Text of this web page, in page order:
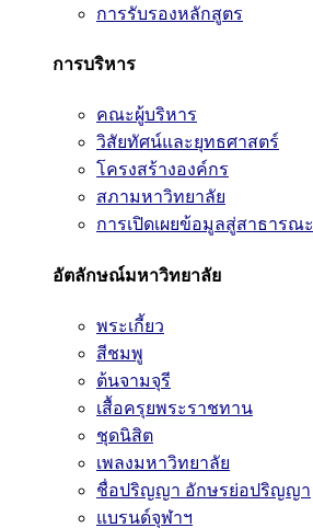
การรับรองหลักสูตร
การบริหาร
คณะผู้บริหาร
วิสัยทัศน์และยุทธศาสตร์
โครงสร้างองค์กร
สภามหาวิทยาลัย
การเปิดเผยข้อมูลสู่สาธารณะ
อัตลักษณ์มหาวิทยาลัย
พระเกี้ยว
สีชมพู
ต้นจามจุรี
เสื้อครุยพระราชทาน
ชุดนิสิต
เพลงมหาวิทยาลัย
ชื่อปริญญา อักษรย่อปริญญา
แบรนด์จุฬาฯ